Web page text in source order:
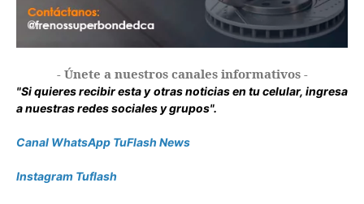
- Únete a nuestros canales informativos -
"Si quieres recibir esta y otras noticias en tu celular, ingresa
a nuestras redes sociales y grupos".
Canal WhatsApp TuFlash News
Instagram Tuflash